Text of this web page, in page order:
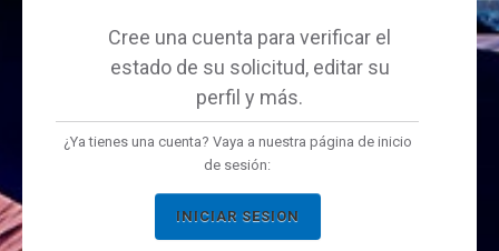
Cree una cuenta para verificar el
estado de su solicitud, editar su
perfil y más.
¿Ya tienes una cuenta? Vaya a nuestra página de inicio
de sesión:
INICIAR SESION